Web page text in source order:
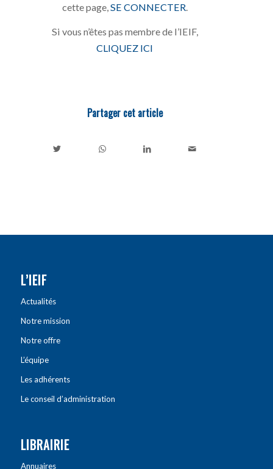
cette page, SE CONNECTER
Si vous n’êtes pas membre de l’IEIF,
CLIQUEZ ICI
Partager cet article
L’IEIF
Actualités
Notre mission
Notre offre
L’équipe
Les adhérents
Le conseil d’administration
LIBRAIRIE
Annuaires